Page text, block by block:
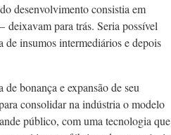
desenvolvimento consistia em
deixavam para trás. Seria possível
de insumos intermediários e depois
bonança e expansão de seu
consolidar na indústria o modelo
público, com uma tecnologia que